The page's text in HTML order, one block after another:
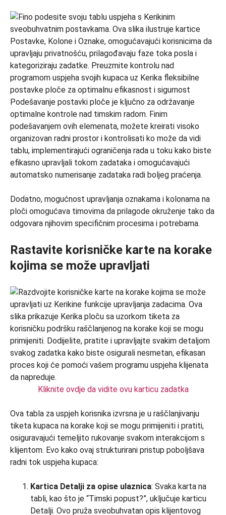
Podešavanje postavki ploče je ključno za održavanje
optimalne kontrole nad timskim radom. Finim
podešavanjem ovih elemenata, možete kreirati visoko
organizovan radni prostor i kontrolisati ko može da vidi
tablu, implementirajući ograničenja rada u toku kako biste
efikasno upravljali tokom zadataka i omogućavajući
automatsko numerisanje zadataka radi boljeg praćenja.
Dodatno, mogućnost upravljanja oznakama i kolonama na
ploči omogućava timovima da prilagode okruženje tako da
odgovara njihovim specifičnim procesima i potrebama.
Rastavite korisničke karte na korake
kojima se može upravljati
Kliknite ovdje da vidite ovu karticu zadatka
Ova tabla za uspjeh korisnika izvrsna je u raščlanjivanju
tiketa kupaca na korake koji se mogu primijeniti i pratiti,
osiguravajući temeljito rukovanje svakom interakcijom s
klijentom. Evo kako ovaj strukturirani pristup poboljšava
radni tok uspjeha kupaca:
Kartica Detalji za opise ulaznica: Svaka karta na
tabli, kao što je “Timski popust?”, uključuje karticu
Detalji. Ovo pruža sveobuhvatan opis klijentovog